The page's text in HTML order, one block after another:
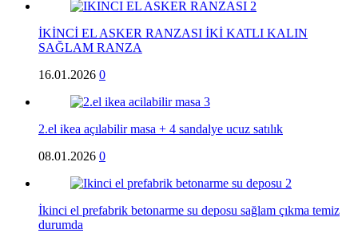
İKİNCİ EL ASKER RANZASI İKİ KATLI KALIN
SAĞLAM RANZA
16.01.2026 0
2.el ikea açılabilir masa + 4 sandalye ucuz satılık
08.01.2026 0
İkinci el prefabrik betonarme su deposu sağlam çıkma temiz
durumda